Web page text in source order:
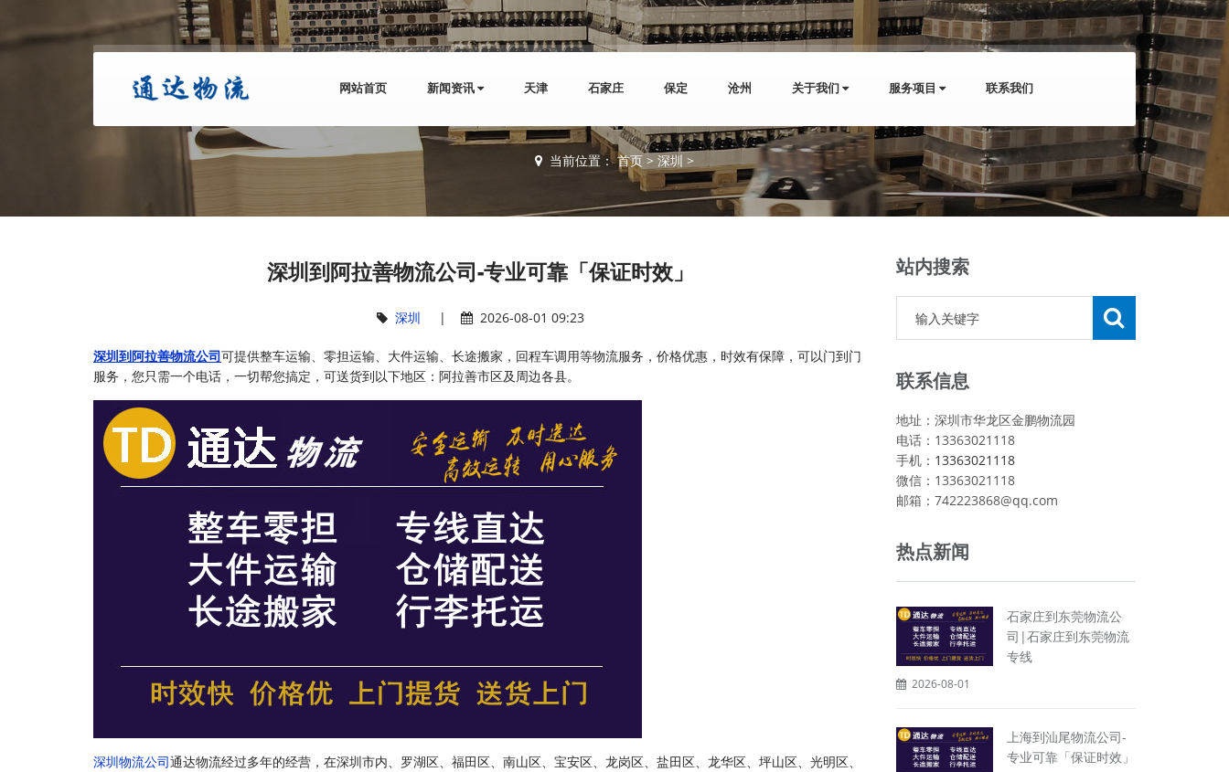
网站首页 新闻资讯 天津 石家庄 保定 沧州 关于我们 服务项目 联系我们
当前位置：首页 > 深圳 >
深圳到阿拉善物流公司-专业可靠「保证时效」
深圳 | 2026-08-01 09:23
深圳到阿拉善物流公司可提供整车运输、零担运输、大件运输、长途搬家，回程车调用等物流服务，价格优惠，时效有保障，可以门到门
服务，您只需一个电话，一切帮您搞定，可送货到以下地区：阿拉善市区及周边各县。
深圳物流公司通达物流经过多年的经营，在深圳市内、罗湖区、福田区、南山区、宝安区、龙岗区、盐田区、龙华区、坪山区、光明区、
站内搜索
联系信息
地址：深圳市华龙区金鹏物流园
电话：13363021118
手机： 13363021118
微信：13363021118
邮箱：742223868@qq.com
热点新闻
石家庄到东莞物流公
司|石家庄到东莞物流
专线
2026-08-01
上海到汕尾物流公司-
专业可靠「保证时效」